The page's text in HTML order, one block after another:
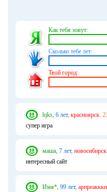
Как тебя зовут:
Сколько тебе лет:
Твой город:
hjks, 6 лет, красноярск.
супер игра
маша, 7 лет, новосибирск.
интересный сайт
Имя*, 99 лет,